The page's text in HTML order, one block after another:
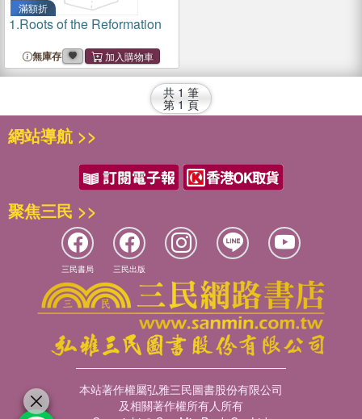
滿額折
1.Roots of the Reformation
無庫存
共 1 筆
第 1 頁
網站導航 >>
聚焦三民 >>
三民書局 三民出版
本站著作權屬弘雅三民圖書股份有限公司
及相關著作權所有人所有